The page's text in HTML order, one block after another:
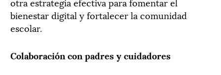
bienestar digital y fortalecer la comunidad
escolar.
Colaboración con padres y cuidadores